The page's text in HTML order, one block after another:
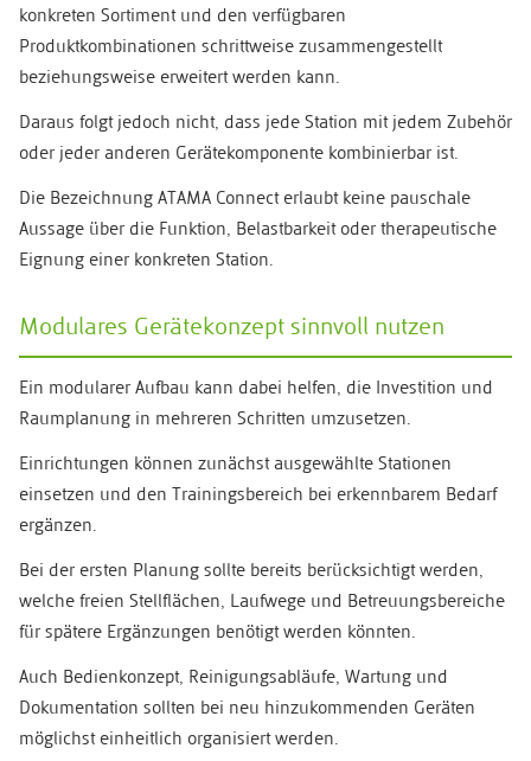
konkreten Sortiment und den verfügbaren
Produktkombinationen schrittweise zusammengestellt
beziehungsweise erweitert werden kann.
Daraus folgt jedoch nicht, dass jede Station mit jedem Zubehör
oder jeder anderen Gerätekomponente kombinierbar ist.
Die Bezeichnung ATAMA Connect erlaubt keine pauschale
Aussage über die Funktion, Belastbarkeit oder therapeutische
Eignung einer konkreten Station.
Modulares Gerätekonzept sinnvoll nutzen
Ein modularer Aufbau kann dabei helfen, die Investition und
Raumplanung in mehreren Schritten umzusetzen.
Einrichtungen können zunächst ausgewählte Stationen
einsetzen und den Trainingsbereich bei erkennbarem Bedarf
ergänzen.
Bei der ersten Planung sollte bereits berücksichtigt werden,
welche freien Stellflächen, Laufwege und Betreuungsbereiche
für spätere Ergänzungen benötigt werden könnten.
Auch Bedienkonzept, Reinigungsabläufe, Wartung und
Dokumentation sollten bei neu hinzukommenden Geräten
möglichst einheitlich organisiert werden.